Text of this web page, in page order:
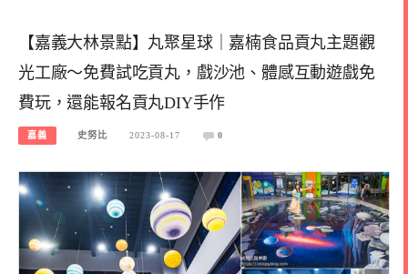
【嘉義大林景點】丸聚星球｜嘉楠食品貢丸主題觀
光工廠～免費試吃貢丸，戲沙池、體感互動遊戲免
費玩，還能報名貢丸DIY手作
嘉義 史努比 2023-08-17 0